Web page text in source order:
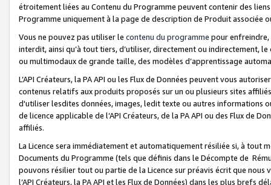
étroitement liées au Contenu du Programme peuvent contenir des
Programme uniquement à la page de description de Produit associée
Vous ne pouvez pas utiliser le contenu du programme pour
interdit, ainsi qu’à tout tiers, d’utiliser, directement ou indirectement,
ou multimodaux de grande taille, des modèles d’apprentissage
L’API Créateurs, la PA API ou les Flux de Données peuvent vous
contenus relatifs aux produits proposés sur un ou plusieurs sites
d'utiliser lesdites données, images, ledit texte ou autres informations
de licence applicable de l’API Créateurs, de la PA API ou des Flux de
affiliés.
La Licence sera immédiatement et automatiquement résiliée si, à
Documents du Programme (tels que définis dans le Décompte de
pouvons résilier tout ou partie de la Licence sur préavis écrit que
l’API Créateurs, la PA API et les Flux de Données) dans les plus